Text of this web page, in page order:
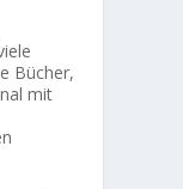
Bücher,
mit